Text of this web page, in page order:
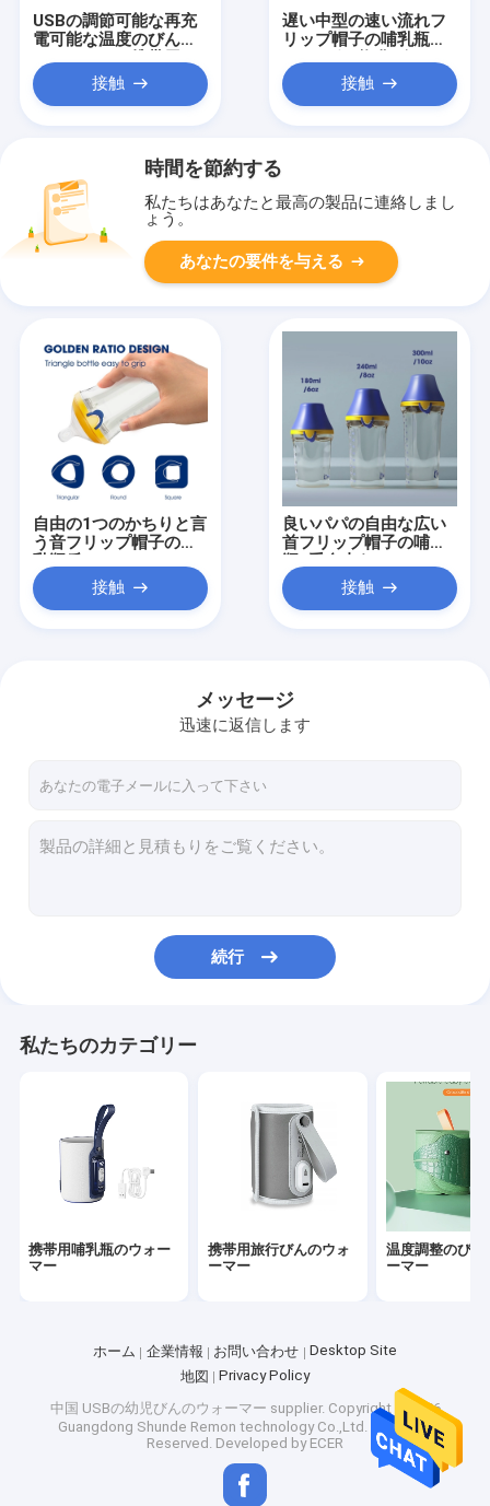
工場旅行
私達に連絡しなさい
ニュース
携帯用旅行びんのウォーマー
温度調整のびんのウォーマー
USBの調節可能な再充
電可能な温度のびんの
ウォーマーの携帯用タ
イプC 5の速度
接触
遅い中型の速い流れフ
リップ帽子の哺乳瓶
PPSUポリ塩化ビニール
の自由な180ml反仙痛
接触
時間を節約する
私たちはあなたと最高の製品に連絡しまし
ょう。
あなたの要件を与える
自由の1つのかちりと言
う音フリップ帽子の哺
のMlの供給びん
接触
良いパパの自由な広い
首フリップ帽子の哺乳
接触
メッセージ
迅速に返信します
続行
私たちのカテゴリー
携帯用哺乳瓶のウォー
マー
携帯用旅行びんのウォ
ーマー
温度調整のびん
ーマー
ホーム 企業情報 お問い合わせ
Desktop Site
地図
Privacy Policy
中国 USBの幼児びんのウォーマー supplier. Copyright © 2026
Guangdong Shunde Remon technology Co.,Ltd. All Rights
Reserved. Developed by ECER